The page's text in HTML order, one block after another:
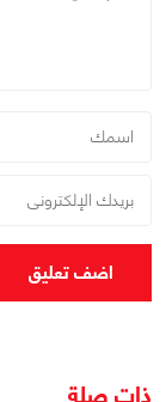
اضف تعليق
ذات صلة